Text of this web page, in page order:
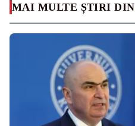
MAI MULTE ȘTIRI DIN